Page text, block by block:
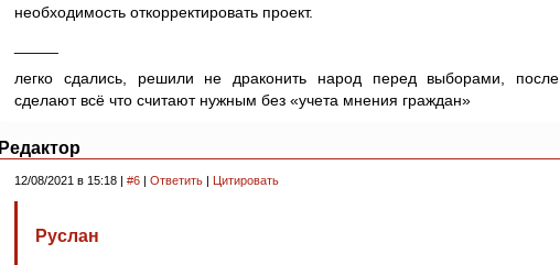
необходимость откорректировать проект.
легко сдались, решили не драконить народ перед выборами, после
сделают всё что считают нужным без «учета мнения граждан»
Редактор
12/08/2021 в 15:18 | #6 | Ответить | Цитировать
Руслан